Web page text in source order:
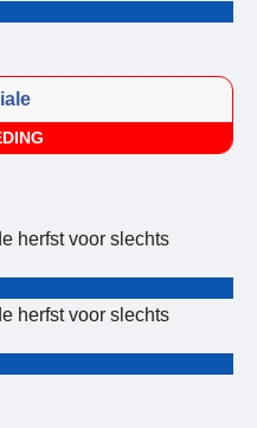
herfst voor slechts
herfst voor slechts